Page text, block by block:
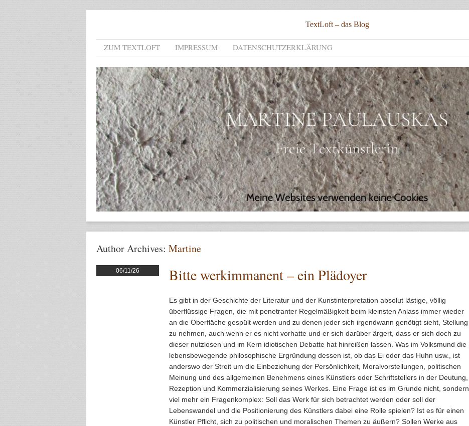
TextLoft – das Blog
Menu
Skip to content
ZUM TEXTLOFT IMPRESSUM DATENSCHUTZERKLÄRUNG
Author Archives: Martine
06/11/26 Bitte werkimmanent – ein Plädoyer
Es gibt in der Geschichte der Literatur und der Kunstinterpretation absolut lästige, völlig
überflüssige Fragen, die mit penetranter Regelmäßigkeit beim kleinsten Anlass immer wieder
an die Oberfläche gespült werden und zu denen jeder sich irgendwann genötigt sieht, Stellung
zu nehmen, auch wenn er es nicht vorhatte und er sich darüber ärgert, dass er sich doch zu
dieser nutzlosen und im Kern idiotischen Debatte hat hinreißen lassen. Was im Volksmund die
lebensbewegende philosophische Ergründung dessen ist, ob das Ei oder das Huhn usw., ist
anderswo der Streit um die Einbeziehung der Persönlichkeit, Moralvorstellungen, politischen
Meinung und des allgemeinen Benehmens eines Künstlers oder Schriftstellers in der Deutung,
Rezeption und Kommerzialisierung seines Werkes. Eine Frage ist es im Grunde nicht, sondern
viel mehr ein Fragenkomplex: Soll das Werk für sich betrachtet werden oder soll der
Lebenswandel und die Positionierung des Künstlers dabei eine Rolle spielen? Ist es für einen
Künstler Pflicht, sich zu politischen und moralischen Themen zu äußern? Sollen Werke aus